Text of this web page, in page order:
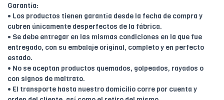
Garantía:
• Los productos tienen garantía desde la fecha de compra y
cubren únicamente desperfectos de la fábrica.
• Se debe entregar en las mismas condiciones en la que fue
entregado, con su embalaje original, completo y en perfecto
estado.
• No se aceptan productos quemados, golpeados, rayados o
con signos de maltrato.
• El transporte hasta nuestro domicilio corre por cuenta y